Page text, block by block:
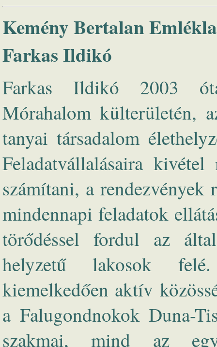
Kemény Bertalan
Farkas Ildikó
Farkas Ildikó 2003
Mórahalom külterületén,
tanyai társadalom
Feladatvállalásaira
számítani, a rendezvények
mindennapi feladatok
törődéssel fordul az
helyzetű lakosok
kiemelkedően aktív
a Falugondnokok Duna-
szakmai, mind az